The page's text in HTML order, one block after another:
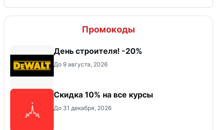
Промокоды
День строителя! -20%
До 9 августа, 2026
Скидка 10% на все курсы
До 31 декабря, 2026